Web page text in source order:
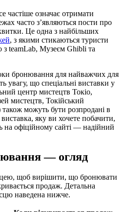
частіше означає отримати
часто з’являються пости про
Це одна з найбільших
, з якими стикаються туристи
teamLab, Музеєм Ghibli та
бронювання для найважчих для
увагу, що спеціальні виставки у
центр мистецтв Токіо,
мистецтв, Токійський
можуть бути розпродані в
яку ви хочете побачити,
на офіційному сайті — надійний
— огляд
щоб вирішити, що бронювати
продаж. Детальна
наведена нижче.